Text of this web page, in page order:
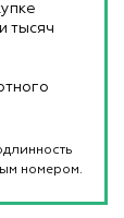
тысяч
номером.